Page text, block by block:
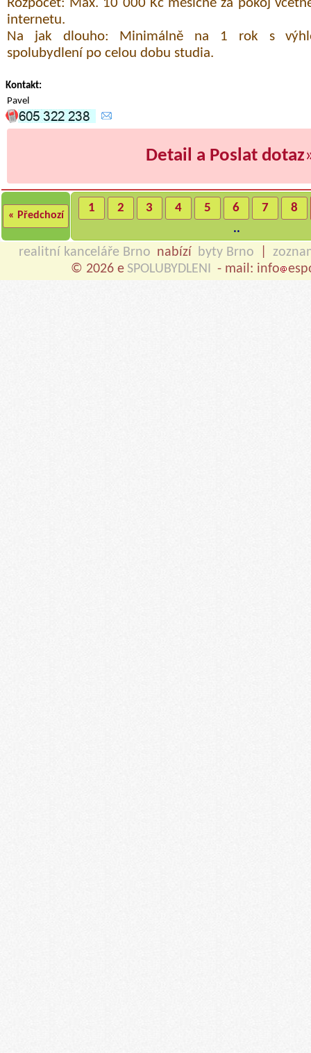
Rozpočet: Max. 10 000 Kč měsíčně za pokoj
internetu.
Na jak dlouho: Minimálně na 1 rok s
spolubydlení po celou dobu studia.
Kontakt:
Pavel
Detail a Poslat dotaz
« Předchozí
1 2 3 4 5 6 7
8
..
realitní kanceláře Brno nabízí byty Brno
© 2026 e SPOLUBYDLENI - mail: info